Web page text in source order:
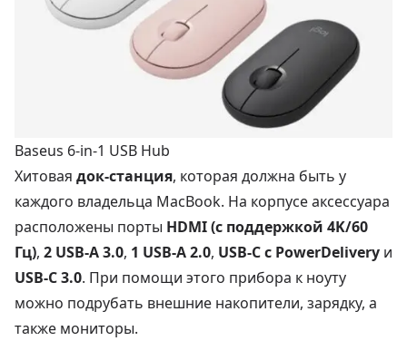
Baseus 6-in-1 USB Hub
Хитовая док-станция, которая должна быть у
каждого владельца MacBook. На корпусе аксессуара
расположены порты HDMI (с поддержкой 4K/60
Гц), 2 USB-A 3.0, 1 USB-A 2.0, USB-C с PowerDelivery и
USB-C 3.0. При помощи этого прибора к ноуту
можно подрубать внешние накопители, зарядку, а
также мониторы.